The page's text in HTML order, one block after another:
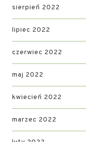
sierpień 2022
lipiec 2022
czerwiec 2022
maj 2022
kwiecień 2022
marzec 2022